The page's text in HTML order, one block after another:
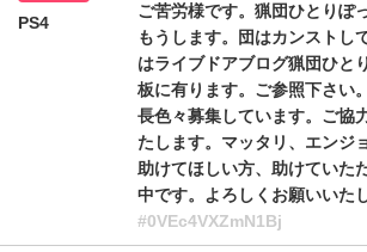
PS4
ご苦労様です。猟団ひとりぽ
もうします。団はカンストし
はライブドアブログ猟団ひと
板に有ります。ご参照下さい
長色々募集しています。ご協
たします。マッタリ、エンジ
助けてほしい方、助けていた
中です。よろしくお願いいた
#0VEc4VXZmN1Bj